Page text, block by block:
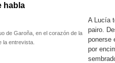
habla
de Garoña, en el corazón de la
la entrevista.
A Lucía
pairo.
ponerse
por